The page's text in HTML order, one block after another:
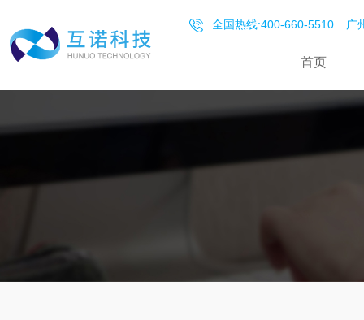
全国热线:400-660-5510 广
首页